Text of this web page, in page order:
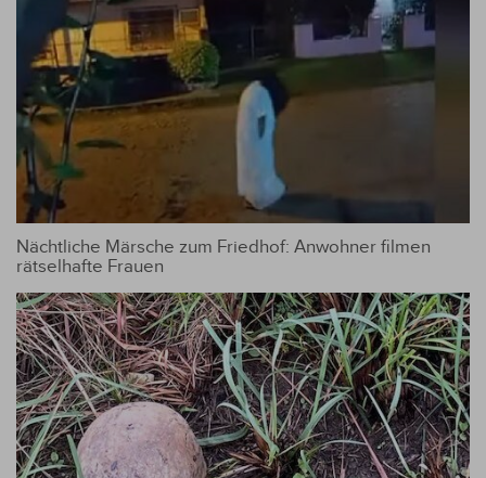
Nächtliche Märsche zum Friedhof: Anwohner filmen
rätselhafte Frauen